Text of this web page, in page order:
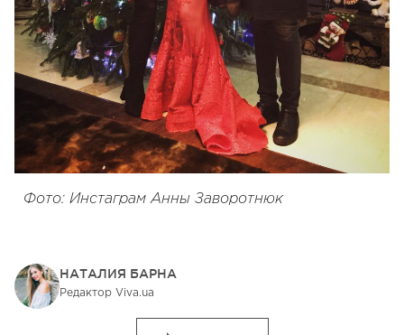
Фото: Инстаграм Анны Заворотнюк
НАТАЛИЯ БАРНА
Редактор Viva.ua